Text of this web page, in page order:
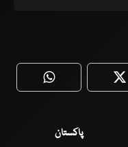
WhatsApp
پاکستان